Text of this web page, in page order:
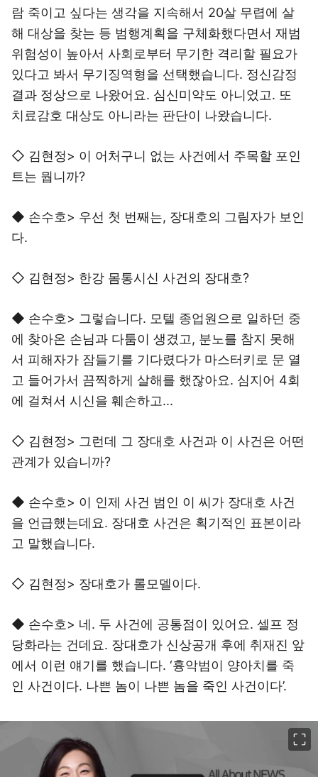
람 죽이고 싶다는 생각을 지속해서 20살 무렵에 살
해 대상을 찾는 등 범행계획을 구체화했다면서 재범
위험성이 높아서 사회로부터 무기한 격리할 필요가
있다고 봐서 무기징역형을 선택했습니다. 정신감정
결과 정상으로 나왔어요. 심신미약도 아니었고. 또
치료감호 대상도 아니라는 판단이 나왔습니다.
◇ 김현정> 이 어처구니 없는 사건에서 주목할 포인
트는 뭡니까?
◆ 손수호> 우선 첫 번째는, 장대호의 그림자가 보인
다.
◇ 김현정> 한강 몸통시신 사건의 장대호?
◆ 손수호> 그렇습니다. 모텔 종업원으로 일하던 중
에 찾아온 손님과 다툼이 생겼고, 분노를 참지 못해
서 피해자가 잠들기를 기다렸다가 마스터키로 문 열
고 들어가서 끔찍하게 살해를 했잖아요. 심지어 4회
에 걸쳐서 시신을 훼손하고...
◇ 김현정> 그런데 그 장대호 사건과 이 사건은 어떤
관계가 있습니까?
◆ 손수호> 이 인제 사건 범인 이 씨가 장대호 사건
을 언급했는데요. 장대호 사건은 획기적인 표본이라
고 말했습니다.
◇ 김현정> 장대호가 롤모델이다.
◆ 손수호> 네. 두 사건에 공통점이 있어요. 셀프 정
당화라는 건데요. 장대호가 신상공개 후에 취재진 앞
에서 이런 얘기를 했습니다. ‘흉악범이 양아치를 죽
인 사건이다. 나쁜 놈이 나쁜 놈을 죽인 사건이다’.